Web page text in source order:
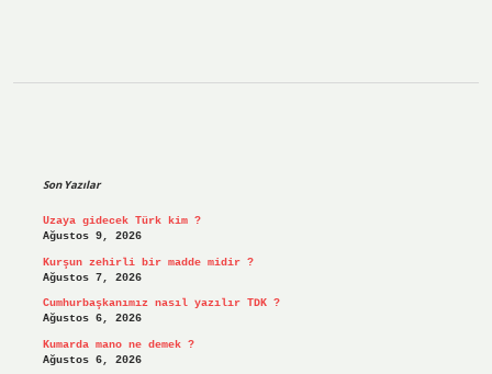
Son Yazılar
Uzaya gidecek Türk kim ?
Ağustos 9, 2026
Kurşun zehirli bir madde midir ?
Ağustos 7, 2026
Cumhurbaşkanımız nasıl yazılır TDK ?
Ağustos 6, 2026
Kumarda mano ne demek ?
Ağustos 6, 2026